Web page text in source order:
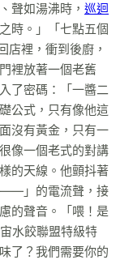
聲如湯沸時， 巡迴
時。」「七點五個
裡，衝到後廚，
裡放著一個老舊
了密碼：「一醬二
公式，只有像他這
沒有黃金，只有一
像一個老式的對講
的天線。他顫抖著
——」的電流聲，接
的聲音。「喂！是
水餃聯盟特級特
了？我們需要你的